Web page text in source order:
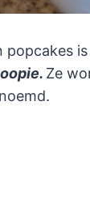
popcakes
Ze